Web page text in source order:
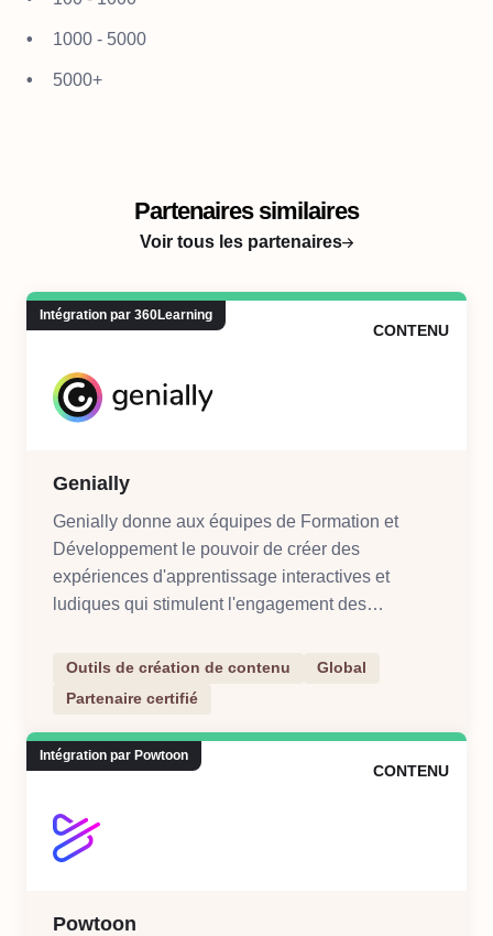
1000 - 5000
5000+
Partenaires similaires
Voir tous les partenaires
Intégration par 360Learning
CONTENU
Genially
Genially donne aux équipes de Formation et
Développement le pouvoir de créer des
expériences d'apprentissage interactives et
ludiques qui stimulent l'engagement des
commerciaux.
Outils de création de contenu
Global
Partenaire certifié
Intégration par Powtoon
CONTENU
Powtoon